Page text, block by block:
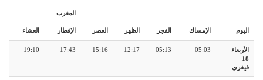
اليوم الإمساك الفجر الظهر العصر
المغرب
الإفطار العشاء
الأربعاء
18
فيفري
05:03
05:13
12:17
15:16
17:43
19:10